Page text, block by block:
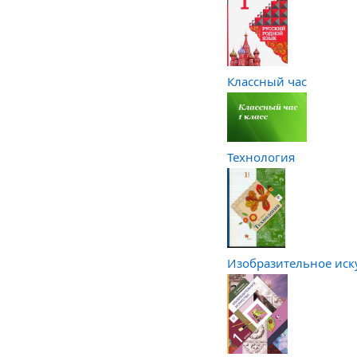
Классный час
Технология
Изобразительное